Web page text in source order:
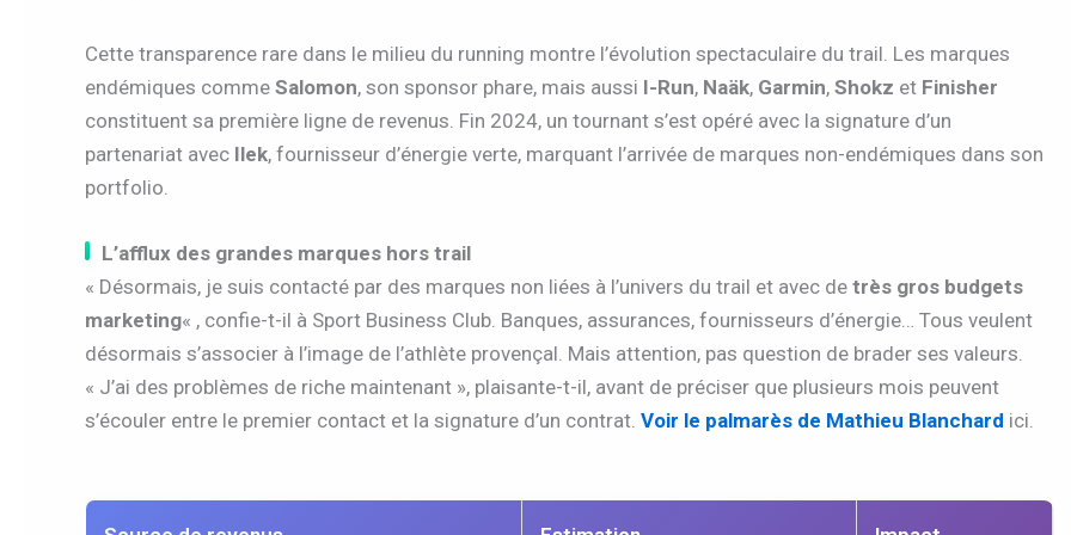
Cette transparence rare dans le milieu du running montre l’évolution spectaculaire du trail. Les marques
endémiques comme Salomon, son sponsor phare, mais aussi I-Run, Naäk, Garmin, Shokz et Finisher
constituent sa première ligne de revenus. Fin 2024, un tournant s’est opéré avec la signature d’un
partenariat avec Ilek, fournisseur d’énergie verte, marquant l’arrivée de marques non-endémiques dans son
portfolio.
L’afflux des grandes marques hors trail
« Désormais, je suis contacté par des marques non liées à l’univers du trail et avec de très gros budgets
marketing« , confie-t-il à Sport Business Club. Banques, assurances, fournisseurs d’énergie… Tous veulent
désormais s’associer à l’image de l’athlète provençal. Mais attention, pas question de brader ses valeurs.
« J’ai des problèmes de riche maintenant », plaisante-t-il, avant de préciser que plusieurs mois peuvent
s’écouler entre le premier contact et la signature d’un contrat. Voir le palmarès de Mathieu Blanchard ici.